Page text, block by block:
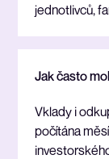
jednotlivců,
Jak často
Vklady i
počítána